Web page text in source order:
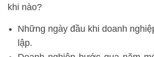
khi nào?
Những ngày đầu khi doanh
lập.